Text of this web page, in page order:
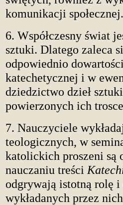
komunikacji społecznej.
6. Współczesny świat
sztuki. Dlatego zaleca
odpowiednio
katechetycznej i w
dziedzictwo dzieł
powierzonych ich
7. Nauczyciele
teologicznych, w
katolickich proszeni są
nauczaniu treści
odgrywają istotną rolę
wykładanych przez